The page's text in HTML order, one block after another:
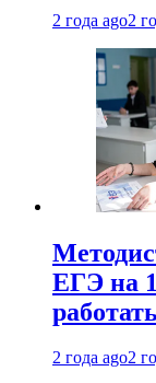
2 года ago2
ЕГЭ на
2 года ago2